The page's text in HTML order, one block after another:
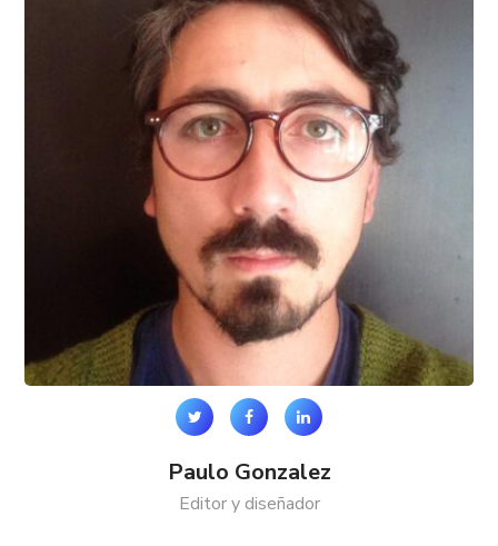
Paulo Gonzalez
Editor y diseñador